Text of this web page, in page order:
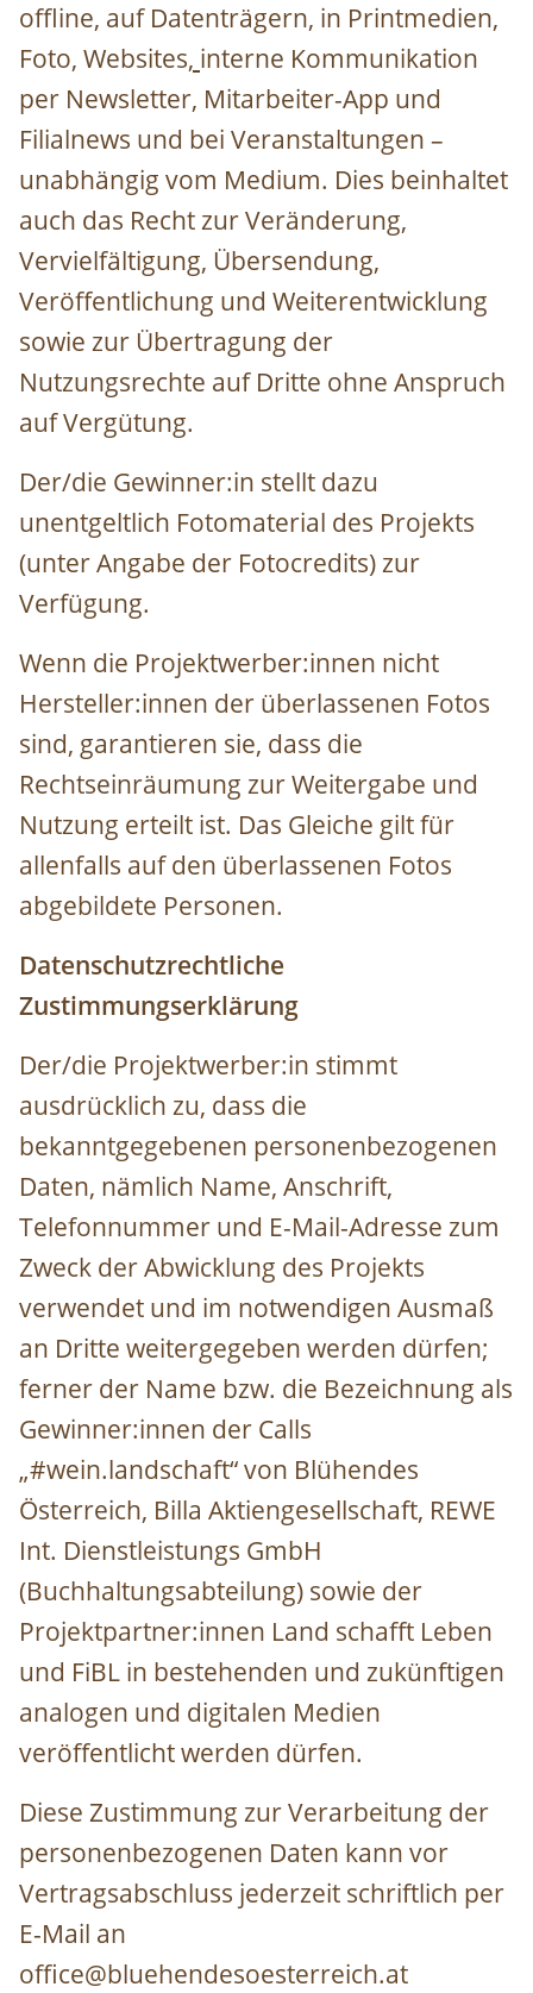
offline, auf Datenträgern, in Printmedien,
Foto, Websites, interne Kommunikation
per Newsletter, Mitarbeiter-App und
Filialnews und bei Veranstaltungen –
unabhängig vom Medium. Dies beinhaltet
auch das Recht zur Veränderung,
Vervielfältigung, Übersendung,
Veröffentlichung und Weiterentwicklung
sowie zur Übertragung der
Nutzungsrechte auf Dritte ohne Anspruch
auf Vergütung.
Der/die Gewinner:in stellt dazu
unentgeltlich Fotomaterial des Projekts
(unter Angabe der Fotocredits) zur
Verfügung.
Wenn die Projektwerber:innen nicht
Hersteller:innen der überlassenen Fotos
sind, garantieren sie, dass die
Rechtseinräumung zur Weitergabe und
Nutzung erteilt ist. Das Gleiche gilt für
allenfalls auf den überlassenen Fotos
abgebildete Personen.
Datenschutzrechtliche
Zustimmungserklärung
Der/die Projektwerber:in stimmt
ausdrücklich zu, dass die
bekanntgegebenen personenbezogenen
Daten, nämlich Name, Anschrift,
Telefonnummer und E-Mail-Adresse zum
Zweck der Abwicklung des Projekts
verwendet und im notwendigen Ausmaß
an Dritte weitergegeben werden dürfen;
ferner der Name bzw. die Bezeichnung als
Gewinner:innen der Calls
„#wein.landschaft“ von Blühendes
Österreich, Billa Aktiengesellschaft, REWE
Int. Dienstleistungs GmbH
(Buchhaltungsabteilung) sowie der
Projektpartner:innen Land schafft Leben
und FiBL in bestehenden und zukünftigen
analogen und digitalen Medien
veröffentlicht werden dürfen.
Diese Zustimmung zur Verarbeitung der
personenbezogenen Daten kann vor
Vertragsabschluss jederzeit schriftlich per
E-Mail an
office@bluehendesoesterreich.at